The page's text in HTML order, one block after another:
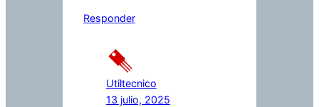
Responder
Utiltecnico
13 julio, 2025